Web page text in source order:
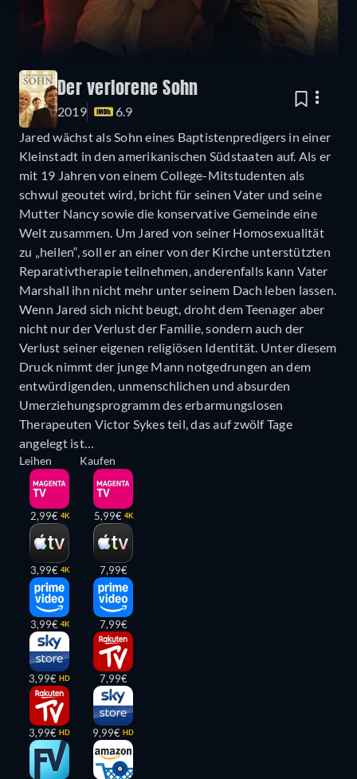
Der verlorene Sohn
2019
6.9
Jared wächst als Sohn eines Baptistenpredigers in einer
Kleinstadt in den amerikanischen Südstaaten auf. Als er
mit 19 Jahren von einem College-Mitstudenten als
schwul geoutet wird, bricht für seinen Vater und seine
Mutter Nancy sowie die konservative Gemeinde eine
Welt zusammen. Um Jared von seiner Homosexualität
zu „heilen“, soll er an einer von der Kirche unterstützten
Reparativtherapie teilnehmen, anderenfalls kann Vater
Marshall ihn nicht mehr unter seinem Dach leben lassen.
Wenn Jared sich nicht beugt, droht dem Teenager aber
nicht nur der Verlust der Familie, sondern auch der
Verlust seiner eigenen religiösen Identität. Unter diesem
Druck nimmt der junge Mann notgedrungen an dem
entwürdigenden, unmenschlichen und absurden
Umerziehungsprogramm des erbarmungslosen
Therapeuten Victor Sykes teil, das auf zwölf Tage
angelegt ist…
Leihen
2,99€ 4K
3,99€ 4K
3,99€ 4K
3,99€ HD
3,99€ HD
Kaufen
5,99€ 4K
7,99€
7,99€
7,99€
9,99€ HD